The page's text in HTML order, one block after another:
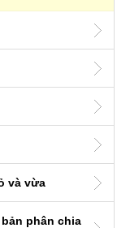
và vừa
phân chia